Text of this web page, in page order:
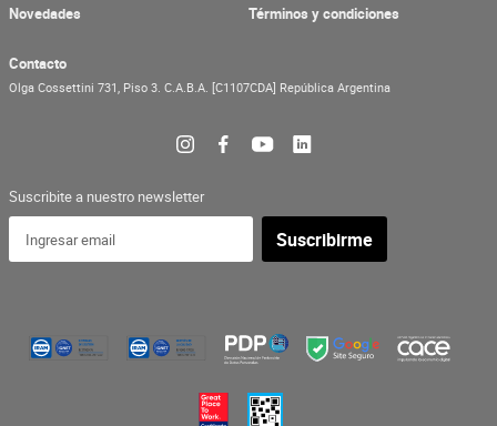
Novedades
Términos y condiciones
Contacto
Olga Cossettini 731, Piso 3. C.A.B.A. [C1107CDA] República Argentina
Suscribite a nuestro newsletter
Suscribirme